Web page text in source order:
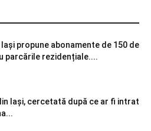
Iași propune abonamente de 150 de
parcările rezidențiale....
Iași, cercetată după ce ar fi intrat